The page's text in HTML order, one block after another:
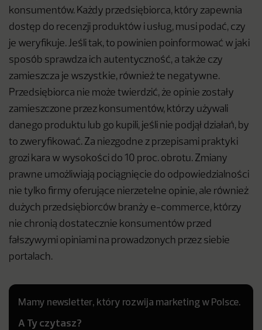
konsumentów. Każdy przedsiębiorca, który zapewnia
dostęp do recenzji produktów i usług, musi podać, czy
je weryfikuje. Jeśli tak, to powinien poinformować w jaki
sposób sprawdza ich autentyczność, a także czy
zamieszcza je wszystkie, również te negatywne.
Przedsiębiorca nie może twierdzić, że opinie zostały
zamieszczone przez konsumentów, którzy używali
danego produktu lub go kupili, jeśli nie podjął działań, by
to zweryfikować. Za niezgodne z przepisami praktyki
grozi kara w wysokości do 10 proc. obrotu. Zmiany
prawne umożliwiają pociągnięcie do odpowiedzialności
nie tylko firmy oferujące nierzetelne opinie, ale również
dużych przedsiębiorców branży e-commerce, którzy
nie chronią dostatecznie konsumentów przed
fałszywymi opiniami na prowadzonych przez siebie
portalach.
Mamy newsletter, który rozwija marketing w Polsce.
A Ty czytasz?